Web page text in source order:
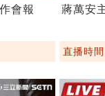
會報 蔣萬安
直播時